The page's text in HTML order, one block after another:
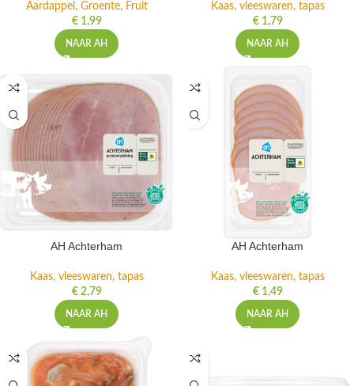
Aardappel, Groente, Fruit
€1,99
NAAR AH
Kaas, vleeswaren, tapas
€1,79
NAAR AH
AH Achterham
Kaas, vleeswaren, tapas
€2,79
NAAR AH
AH Achterham
Kaas, vleeswaren, tapas
€1,49
NAAR AH